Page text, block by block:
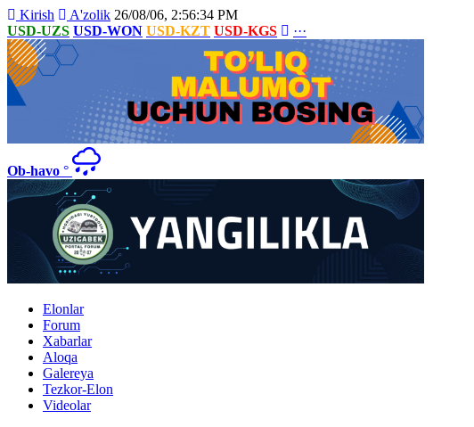
Kirish A'zolik 26/08/06, 2:56:34 PM
USD-UZS USD-WON USD-KZT USD-KGS ···
Ob-havo °
Elonlar
Forum
Xabarlar
Aloqa
Galereya
Tezkor-Elon
Videolar